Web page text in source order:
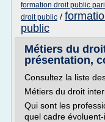
formation droit public
droit public /
public
Métiers du
présentation,
Consultez la liste
Métiers du droit
Qui sont les
quel cadre